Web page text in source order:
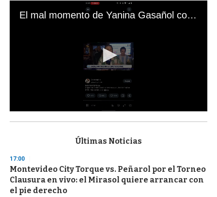
El mal momento de Yanina Gasañol con un hincha argentino en "Subrayado"
s
d
s
o
f
3
Últimas Noticias
17:00
Montevideo City Torque vs. Peñarol por el Torneo
Clausura en vivo: el Mirasol quiere arrancar con
el pie derecho